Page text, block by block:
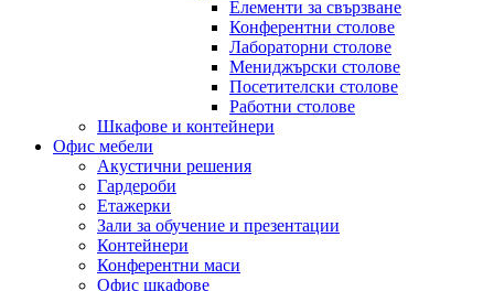
Елементи за свързване
Конферентни столове
Лабораторни столове
Мениджърски столове
Посетителски столове
Работни столове
Шкафове и контейнери
Офис мебели
Акустични решения
Гардероби
Етажерки
Зали за обучение и презентации
Контейнери
Конферентни маси
Офис шкафове